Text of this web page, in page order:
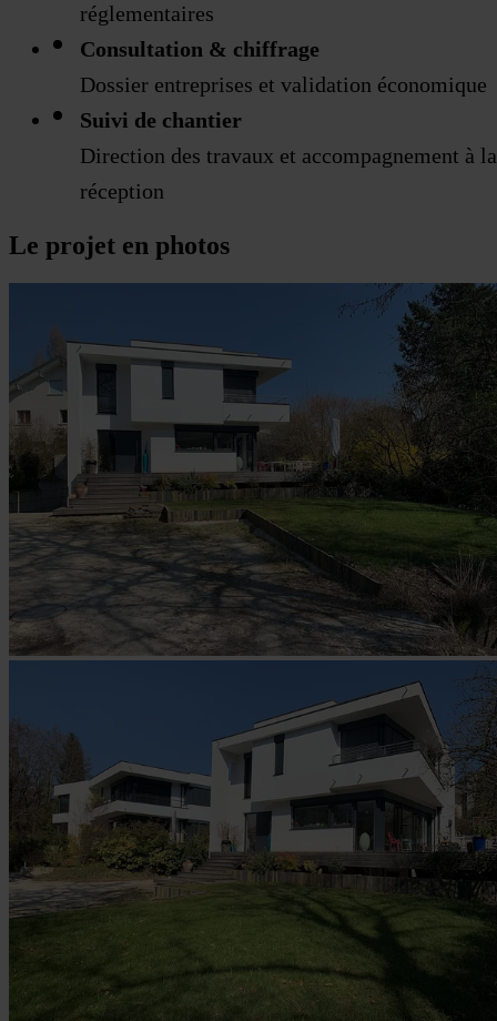
réglementaires
Consultation & chiffrage
Dossier entreprises et validation économique
Suivi de chantier
Direction des travaux et accompagnement à la
réception
Le projet en photos